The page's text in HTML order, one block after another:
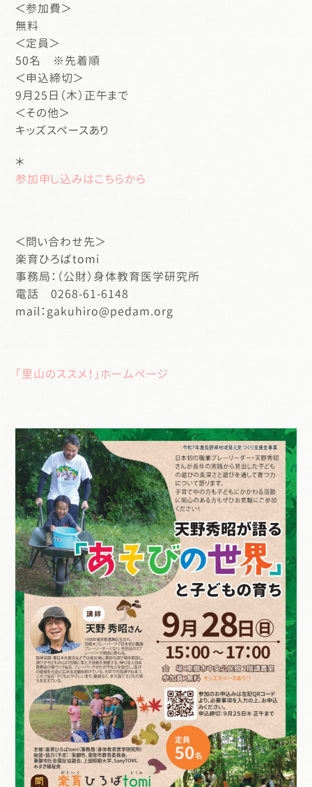
＜参加費＞
無料
＜定員＞
50名 ※先着順
＜申込締切＞
9月25日（木）正午まで
＜その他＞
キッズスペースあり
＊
参加申し込みはこちらから
＜問い合わせ先＞
楽育ひろばtomi
事務局：（公財）身体教育医学研究所
電話 0268-61-6148
mail：gakuhiro@pedam.org
「里山のススメ！」ホームページ